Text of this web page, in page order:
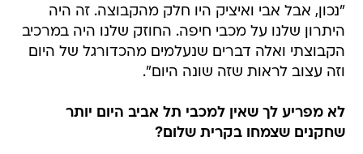
"נכון, אבל אבי ואיציק היו חלק מהקבוצה. זה היה
היתרון שלנו על מכבי חיפה. החוזק שלנו היה במרכיב
הקבוצתי ואלה דברים שנעלמים מהכדורגל של היום
וזה עצוב לראות שזה שונה היום".
לא מפריע לך שאין למכבי תל אביב היום יותר
שחקנים שצמחו בקרית שלום?